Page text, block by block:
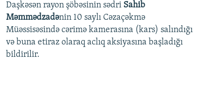
Auto 240p 360p
720p 1080p
720p
1080p
Daşkəsən rayon şöbəsinin sədri Sahib
Məmmədzadənin 10 saylı Cəzaçəkmə
Müəssisəsində cərimə kamerasına (kars) salındığı
və buna etiraz olaraq aclıq aksiyasına başladığı
bildirilir.